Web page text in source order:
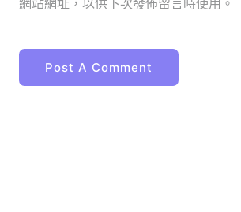
網站網址，以供下次發佈留言時使用。